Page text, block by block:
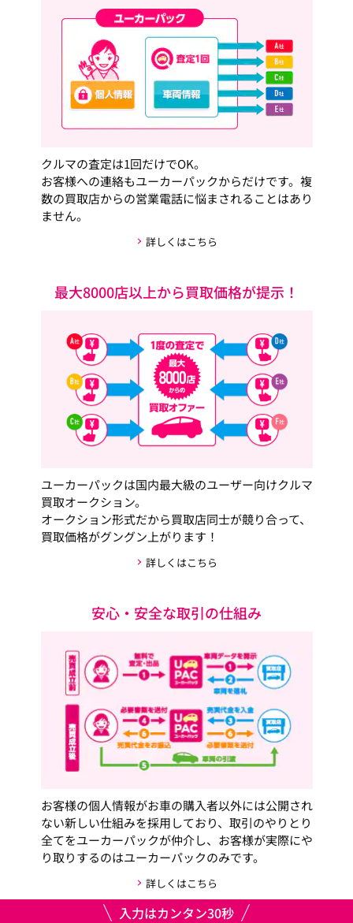
クルマの査定は1回だけでOK。
お客様への連絡もユーカーパックからだけです。複
数の買取店からの営業電話に悩まされることはあり
ません。
詳しくはこちら
最大8000店以上から買取価格が提示！
ユーカーパックは国内最大級のユーザー向けクルマ
買取オークション。
オークション形式だから買取店同士が競り合って、
買取価格がグングン上がります！
詳しくはこちら
安心・安全な取引の仕組み
お客様の個人情報がお車の購入者以外には公開され
ない新しい仕組みを採用しており、取引のやりとり
全てをユーカーパックが仲介し、お客様が実際にや
り取りするのはユーカーパックのみです。
詳しくはこちら
入力はカンタン30秒